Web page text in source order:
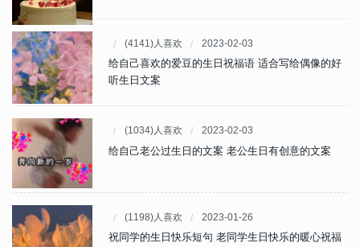
(4141)人喜欢 2023-02-03
给自己喜欢的爱豆的生日祝福语 适合写给偶像的好
听生日文案
(1034)人喜欢 2023-02-03
给自己老公过生日的文案 老公生日有创意的文案
(1198)人喜欢 2023-01-26
祝同学的生日快乐短句 老同学生日快乐的暖心祝福